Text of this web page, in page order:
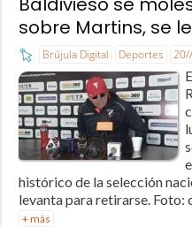
sobre Martins, se
Brújula Digital Deportes 20/
histórico de la selección
levanta para retirarse. Foto:
+ más